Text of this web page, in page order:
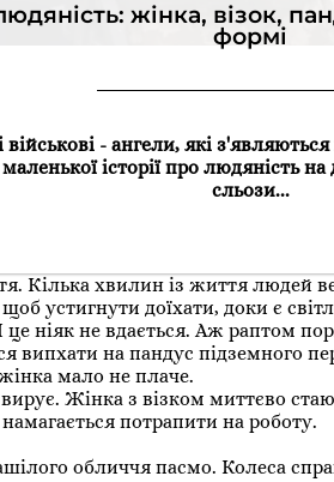
жінка, візок,
формі
- ангели, які
історії про людяність
сльози...
Кілька хвилин із життя
устигнути доїхати, доки є
ніяк не вдається. Аж раптом
випхати на пандус підземного
мало не плаче.
Жінка з візком миттєво
потрапити на роботу.
обличчя пасмо. Колеса